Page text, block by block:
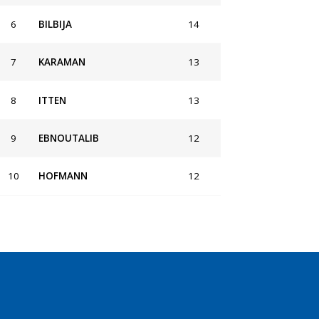
6 BILBIJA 14
7 KARAMAN 13
8 ITTEN 13
9 EBNOUTALIB 12
10 HOFMANN 12